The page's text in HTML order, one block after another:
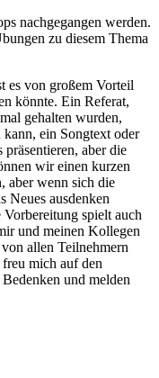
nachgegangen werden.
zu diesem Thema
es von großem Vorteil
könnte. Ein Referat,
gehalten wurden,
ein Songtext oder
aber die
wir einen kurzen
aber wenn sich die
Neues ausdenken
spielt auch
und meinen Kollegen
allen Teilnehmern
mich auf den
und melden